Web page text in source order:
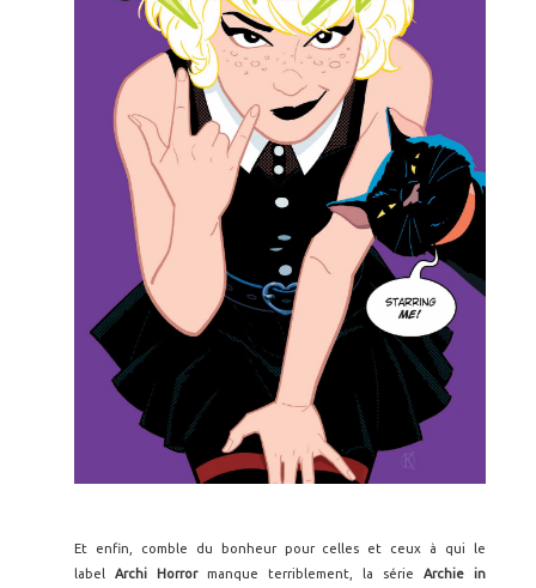
Et enfin, comble du bonheur pour celles et ceux à qui le
label Archi Horror manque terriblement, la série Archie in